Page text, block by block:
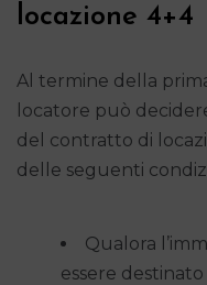
locazione 4+4
Al termine della
locatore può
del contratto di
delle seguenti
Qualora
essere